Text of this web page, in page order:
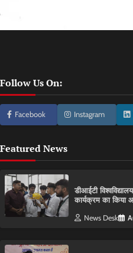
Follow Us On:
Facebook Instagram
Featured News
डीआईटी
कार्यक्रम का किया
News Desk